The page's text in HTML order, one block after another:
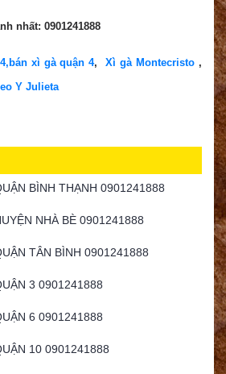
nhất: 0901241888
bán xì gà quận 4, Xì gà Montecristo ,
Y Julieta
BÌNH THẠNH 0901241888
NHÀ BÈ 0901241888
TÂN BÌNH 0901241888
3 0901241888
6 0901241888
10 0901241888